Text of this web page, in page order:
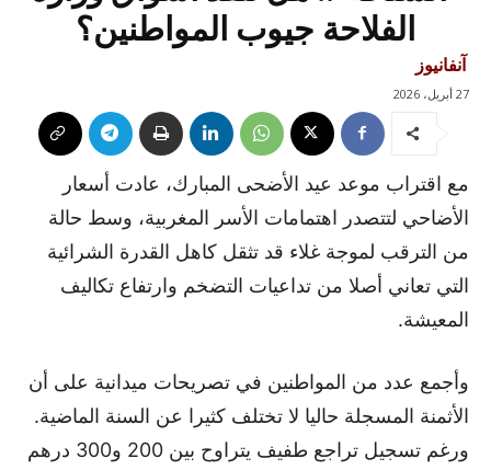
الفلاحة جيوب المواطنين؟
آنفانيوز
27 أبريل، 2026
مع اقتراب موعد عيد الأضحى المبارك، عادت أسعار
الأضاحي لتتصدر اهتمامات الأسر المغربية، وسط حالة
من الترقب لموجة غلاء قد تثقل كاهل القدرة الشرائية
التي تعاني أصلا من تداعيات التضخم وارتفاع تكاليف
المعيشة.
وأجمع عدد من المواطنين في تصريحات ميدانية على أن
الأثمنة المسجلة حاليا لا تختلف كثيرا عن السنة الماضية.
ورغم تسجيل تراجع طفيف يتراوح بين 200 و300 درهم